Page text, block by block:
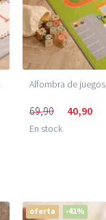
Alfombra de
69,90 40,90
En stock
oferta -41%